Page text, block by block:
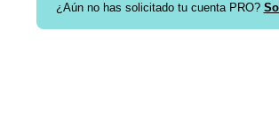
¿Aún no has solicitado tu cuenta PRO?